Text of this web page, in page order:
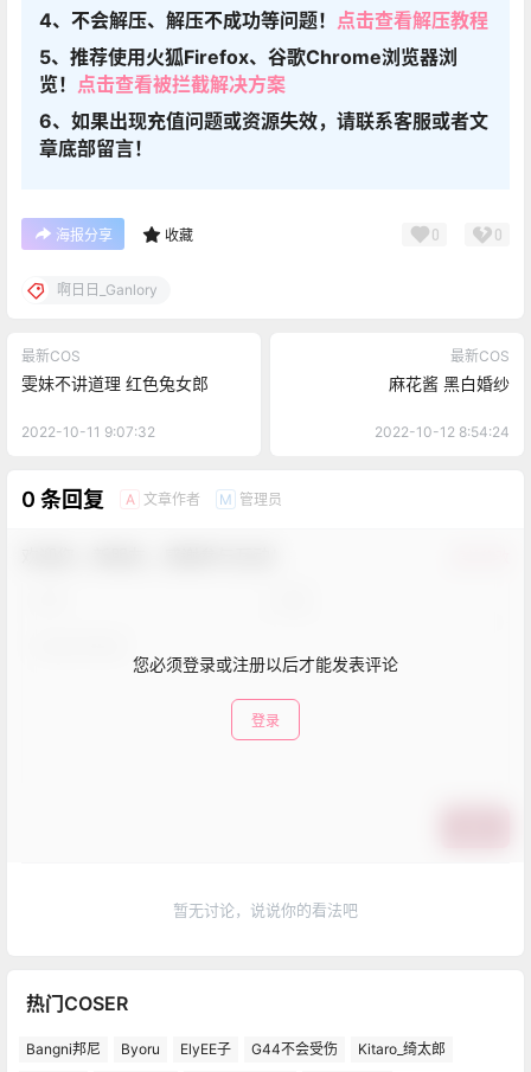
4、不会解压、解压不成功等问题！ 点击查看解压教程
5、推荐使用火狐Firefox、谷歌Chrome浏览器浏
览！ 点击查看被拦截解决方案
6、如果出现充值问题或资源失效，请联系客服或者文
章底部留言！
海报分享 收藏 0 0
啊日日_Ganlory
最新COS
雯妹不讲道理 红色兔女郎
2022-10-11 9:07:32
最新COS
麻花酱 黑白婚纱
2022-10-12 8:54:24
0 条回复 A 文章作者 M 管理员
您必须登录或注册以后才能发表评论
登录
暂无讨论，说说你的看法吧
热门COSER
Bangni邦尼 Byoru ElyEE子 G44不会受伤 Kitaro_绮太郎